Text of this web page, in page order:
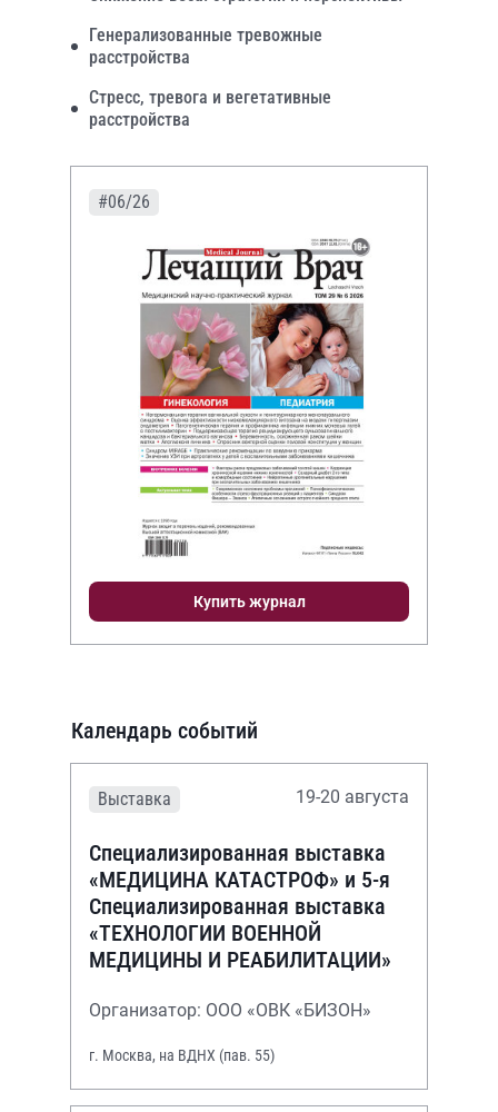
Генерализованные тревожные
расстройства
Стресс, тревога и вегетативные
расстройства
#06/26
Купить журнал
Календарь событий
Выставка 19-20 августа
Специализированная выставка
«МЕДИЦИНА КАТАСТРОФ» и 5-я
Специализированная выставка
«ТЕХНОЛОГИИ ВОЕННОЙ
МЕДИЦИНЫ И РЕАБИЛИТАЦИИ»
Организатор: ООО «ОВК «БИЗОН»
г. Москва, на ВДНХ (пав. 55)